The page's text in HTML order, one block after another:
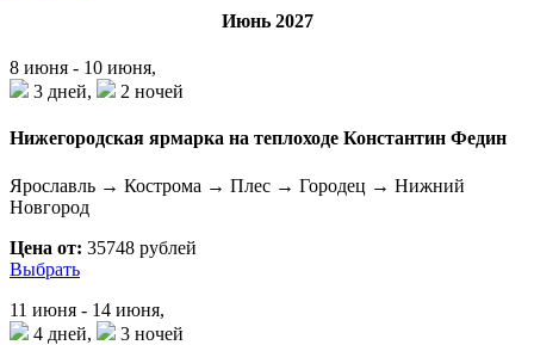
Июнь 2027
8 июня - 10 июня,
3 дней,
2 ночей
Нижегородская ярмарка на теплоходе Константин Федин
Ярославль → Кострома → Плес → Городец → Нижний
Новгород
Цена от: 35748 рублей
Выбрать
11 июня - 14 июня,
4 дней,
3 ночей